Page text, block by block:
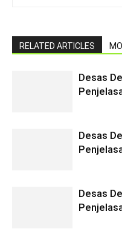
RELATED ARTICLES
Desas
Desas
Desas